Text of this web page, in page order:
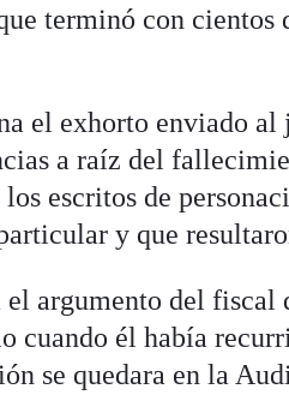
terminó con cientos
el exhorto enviado
a raíz del
escritos de
y que
argumento del fiscal
cuando él había
se quedara en la